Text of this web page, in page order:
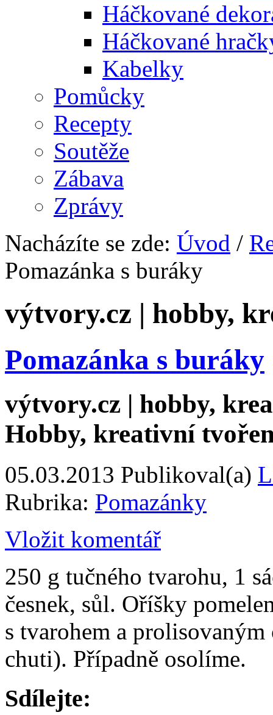
Háčkované
Háčkované
Kabelky
Pomůcky
Recepty
Soutěže
Zábava
Zprávy
Nacházíte se zde: Úvod /
Pomazánka s buráky
výtvory.cz | hobby,
Pomazánka s buráky
výtvory.cz | hobby,
Hobby, kreativní
05.03.2013 Publikoval(a)
Rubrika: Pomazánky
Vložit komentář
250 g tučného tvarohu, 1
česnek, sůl. Oříšky
s tvarohem a
chuti). Případně osolíme.
Sdílejte: